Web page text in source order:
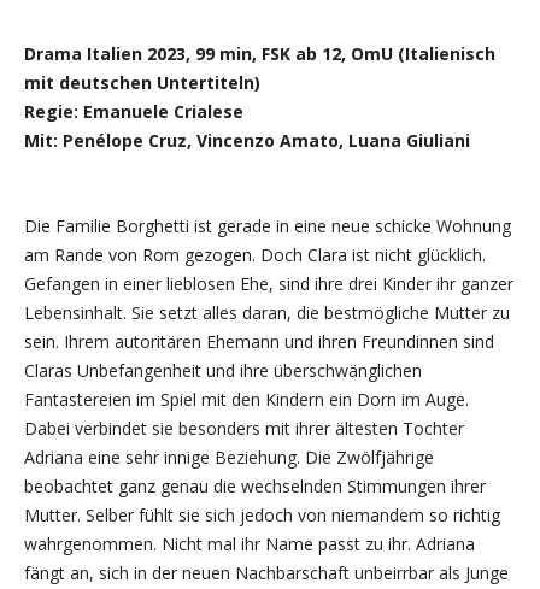
Drama Italien 2023, 99 min, FSK ab 12, OmU (Italienisch
mit deutschen Untertiteln)
Regie: Emanuele Crialese
Mit: Penélope Cruz, Vincenzo Amato, Luana Giuliani
Die Familie Borghetti ist gerade in eine neue schicke Wohnung
am Rande von Rom gezogen. Doch Clara ist nicht glücklich.
Gefangen in einer lieblosen Ehe, sind ihre drei Kinder ihr ganzer
Lebensinhalt. Sie setzt alles daran, die bestmögliche Mutter zu
sein. Ihrem autoritären Ehemann und ihren Freundinnen sind
Claras Unbefangenheit und ihre überschwänglichen
Fantastereien im Spiel mit den Kindern ein Dorn im Auge.
Dabei verbindet sie besonders mit ihrer ältesten Tochter
Adriana eine sehr innige Beziehung. Die Zwölfjährige
beobachtet ganz genau die wechselnden Stimmungen ihrer
Mutter. Selber fühlt sie sich jedoch von niemandem so richtig
wahrgenommen. Nicht mal ihr Name passt zu ihr. Adriana
fängt an, sich in der neuen Nachbarschaft unbeirrbar als Junge